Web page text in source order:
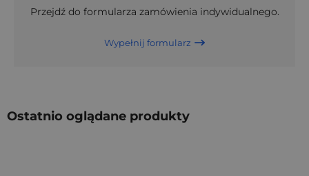
Przejdź do formularza zamówienia indywidualnego.
Wypełnij formularz
Ostatnio oglądane produkty